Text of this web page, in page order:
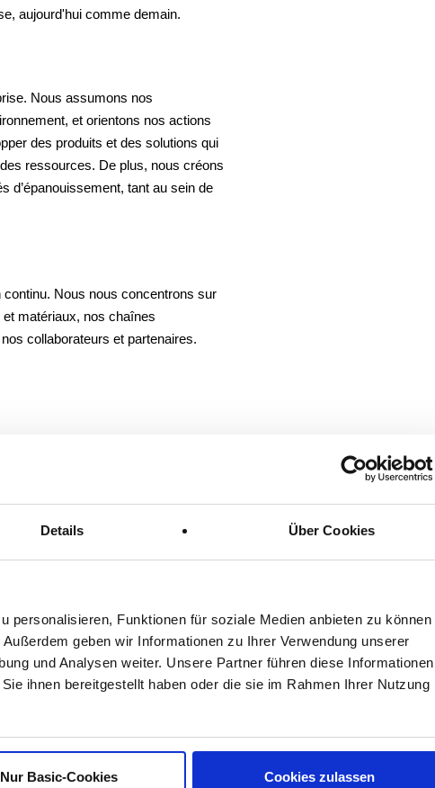
Details Über Cookies
personalisieren, Funktionen für soziale Medien anbieten zu können
geben wir Informationen zu Ihrer Verwendung unserer
und Analysen weiter. Unsere Partner führen diese Informationen
ihnen bereitgestellt haben oder die sie im Rahmen Ihrer Nutzung
Nur Basic-Cookies Cookies zulassen
aujourd'hui comme demain.
Nous assumons nos
et orientons nos actions
des produits et des solutions qui
ressources. De plus, nous créons
d’épanouissement, tant au sein de
Nous nous concentrons sur
matériaux, nos chaînes
collaborateurs et partenaires.
à les développer de manière
emballages.
(par exemple, le bois certifié